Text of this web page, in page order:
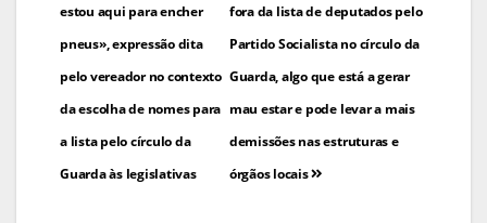
de
artigos
fora da lista de deputados pelo
Partido Socialista no círculo da
Guarda, algo que está a gerar
mau estar e pode levar a mais
demissões nas estruturas e
órgãos locais
estou aqui para encher
pneus», expressão dita
pelo vereador no contexto
da escolha de nomes para
a lista pelo círculo da
Guarda às legislativas